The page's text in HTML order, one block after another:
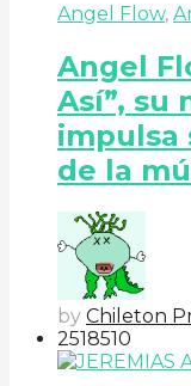
Angel Flow,
Angel
Así”, su
impulsa
de la
by Chileton
2518510